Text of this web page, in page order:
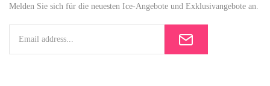
Melden Sie sich für die neuesten Ice-Angebote und Exklusivangebote an.